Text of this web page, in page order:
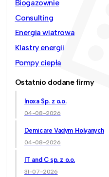
Biogazownie
Consulting
Energia wiatrowa
Klastry energii
Pompy ciepła
Ostatnio dodane firmy
Inoxa Sp. z o.o.
04-08-2026
Demicare Vadym Holyanych
04-08-2026
IT and C sp. z o.o.
31-07-2026